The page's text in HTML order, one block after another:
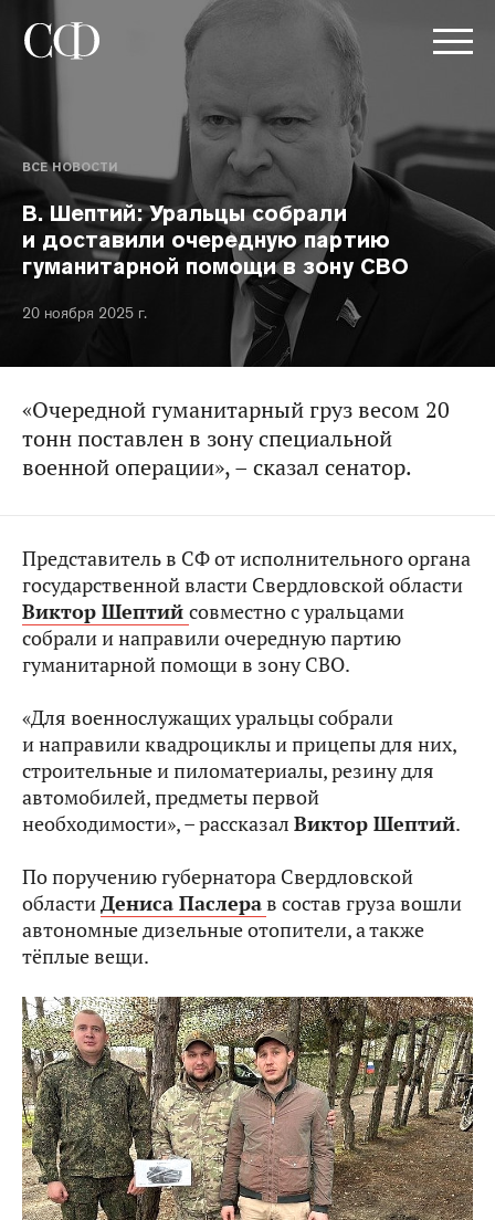
ВСЕ НОВОСТИ
В. Шептий: Уральцы собрали
и доставили очередную партию
гуманитарной помощи в зону СВО
20 ноября 2025 г.
«Очередной гуманитарный груз весом 20
тонн поставлен в зону специальной
военной операции», – сказал сенатор.
Представитель в СФ от исполнительного органа
государственной власти Свердловской области
Виктор Шептий совместно с уральцами
собрали и направили очередную партию
гуманитарной помощи в зону СВО.
«Для военнослужащих уральцы собрали
и направили квадроциклы и прицепы для них,
строительные и пиломатериалы, резину для
автомобилей, предметы первой
необходимости», – рассказал Виктор Шептий.
По поручению губернатора Свердловской
областиДениса Паслерав состав груза вошли
автономные дизельные отопители, а также
тёплые вещи.